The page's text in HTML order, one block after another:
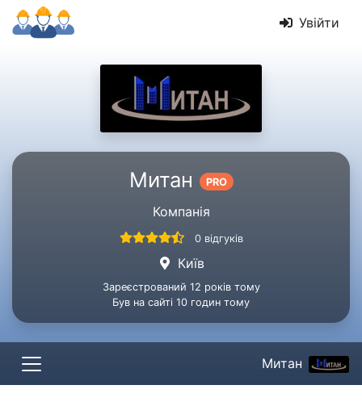
Увійти
Митан PRO
Компанія
0 відгуків
Київ
Зареєстрований 12 років тому
Був на сайті 10 годин тому
Митан